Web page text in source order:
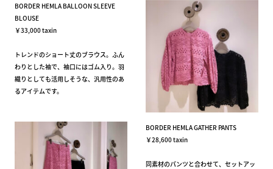
BORDER HEMLA BALLOON SLEEVE
BLOUSE
￥33,000 taxin
トレンドのショート丈のブラウス。ふん
わりとした袖で、袖口にはゴム入り。羽
織りとしても活用しそうな、汎用性のあ
るアイテムです。
BORDER HEMLA GATHER PANTS
￥28,600 taxin
同素材のパンツと合わせて、セットアッ